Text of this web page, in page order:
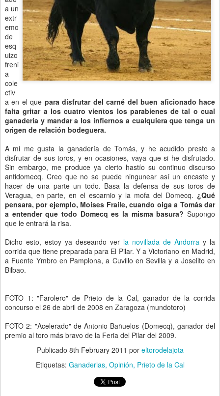
a un
extr
emo
de
esq
uizo
freni
a
cole
ctiv
a en el que para disfrutar del carné del buen aficionado hace
falta gritar a los cuatro vientos los parabienes de tal o cual
ganadería y mandar a los infiernos a cualquiera que tenga un
origen de relación bodeguera.
A mi me gusta la ganadería de Tomás, y he acudido presto a
disfrutar de sus toros, y en ocasiones, vaya que si he disfrutado.
Sin embargo, me produce ya cierto hastío su continuo discurso
antidomecq. Creo que no se puede ningunear así un encaste y
hacer de una parte un todo. Basa la defensa de sus toros de
Veragua, en parte, en el escarnio y la mofa del Domecq. ¿Qué
pensara, por ejemplo, Moises Fraile, cuando oiga a Tomás dar
a entender que todo Domecq es la misma basura? Supongo
que le entrará la risa.
Dicho esto, estoy ya deseando ver la novillada de Andorra y la
corrida que tiene preparada para El Pilar. Y a Victoriano en Madrid,
a Fuente Ymbro en Pamplona, a Cuvillo en Sevilla y a Joselito en
Bilbao.
FOTO 1: "Farolero" de Prieto de la Cal, ganador de la corrida
concurso el 26 de abril de 2008 en Zaragoza (mundotoro)
FOTO 2: "Acelerado" de Antonio Bañuelos (Domecq), ganador del
premio al toro más bravo de la Feria del Pilar del 2009.
Publicado 8th February 2011 por eltorodelajota
Etiquetas: Ganaderias Opinión Prieto de la Cal